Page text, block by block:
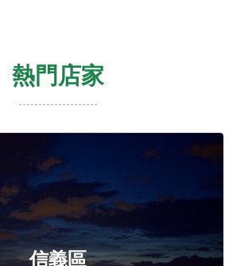
熱門店家
信義區